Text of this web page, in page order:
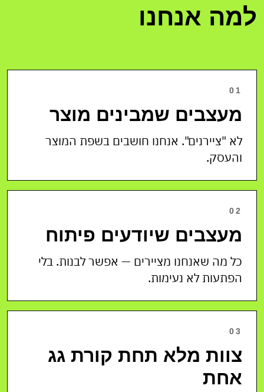
למה אנחנו
01
מעצבים שמבינים מוצר
לא "ציירנים". אנחנו חושבים בשפת המוצר
והעסק.
02
מעצבים שיודעים פיתוח
כל מה שאנחנו מציירים — אפשר לבנות. בלי
הפתעות לא נעימות.
03
צוות מלא תחת קורת גג
אחת